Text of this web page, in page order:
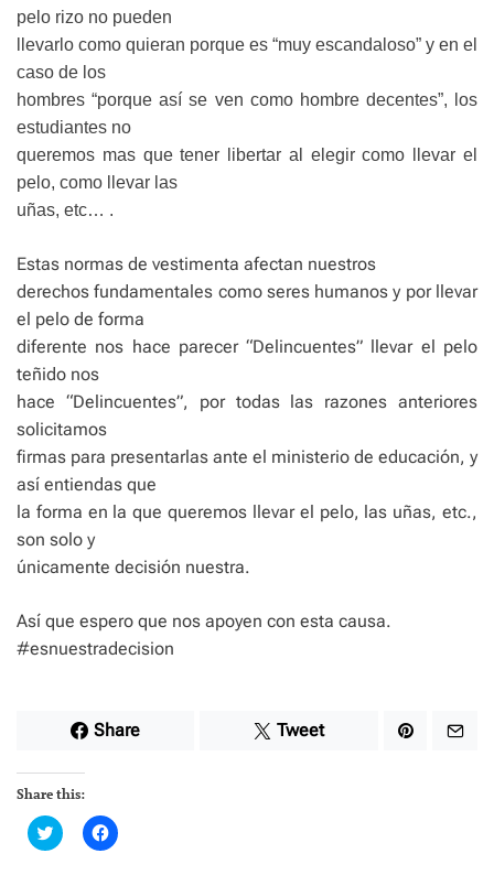
pelo rizo no pueden
llevarlo como quieran porque es “muy escandaloso” y en el
caso de los
hombres “porque así se ven como hombre decentes”, los
estudiantes no
queremos mas que tener libertar al elegir como llevar el
pelo, como llevar las
uñas, etc… .
Estas normas de vestimenta afectan nuestros
derechos fundamentales como seres humanos y por llevar
el pelo de forma
diferente nos hace parecer “Delincuentes” llevar el pelo
teñido nos
hace “Delincuentes”, por todas las razones anteriores
solicitamos
firmas para presentarlas ante el ministerio de educación, y
así entiendas que
la forma en la que queremos llevar el pelo, las uñas, etc.,
son solo y
únicamente decisión nuestra.
Así que espero que nos apoyen con esta causa.
#esnuestradecision
Share Tweet
Share this:
C
l
C
l